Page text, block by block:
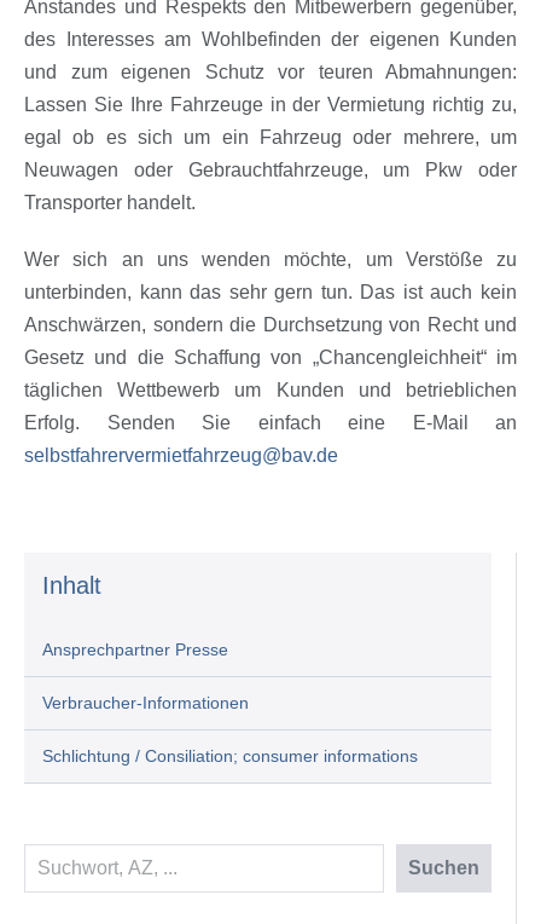
Inhalt
Ansprechpartner Presse
Verbraucher-Informationen
Schlichtung / Consiliation; consumer informations
Suchen Suchen
Anstandes und Respekts den Mitbewerbern gegenüber,
des Interesses am Wohlbefinden der eigenen Kunden
und zum eigenen Schutz vor teuren Abmahnungen:
Lassen Sie Ihre Fahrzeuge in der Vermietung richtig zu,
egal ob es sich um ein Fahrzeug oder mehrere, um
Neuwagen oder Gebrauchtfahrzeuge, um Pkw oder
Transporter handelt.
Wer sich an uns wenden möchte, um Verstöße zu
unterbinden, kann das sehr gern tun. Das ist auch kein
Anschwärzen, sondern die Durchsetzung von Recht und
Gesetz und die Schaffung von „Chancengleichheit“ im
täglichen Wettbewerb um Kunden und betrieblichen
Erfolg. Senden Sie einfach eine E-Mail an
selbstfahrervermietfahrzeug@bav.de